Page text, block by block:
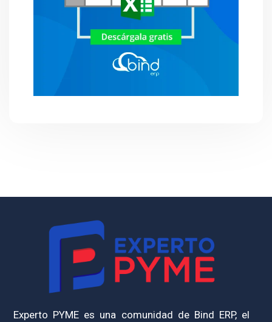
Experto PYME es una comunidad de Bind ERP, el